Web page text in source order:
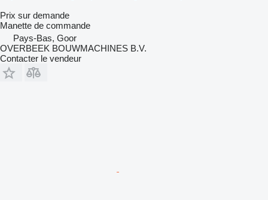
Prix sur demande
Manette de commande
Pays-Bas, Goor
OVERBEEK BOUWMACHINES B.V.
Contacter le vendeur